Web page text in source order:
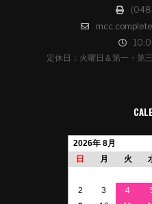
定休日：火曜日＆第一・
2026年 8月
日
月 火
2
3 4